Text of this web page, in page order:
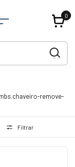
0
remove-
Filtrar